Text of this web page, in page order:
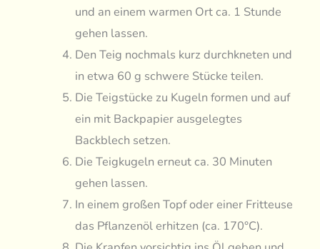
und an einem warmen Ort ca. 1 Stunde
gehen lassen.
Den Teig nochmals kurz durchkneten und
in etwa 60 g schwere Stücke teilen.
Die Teigstücke zu Kugeln formen und auf
ein mit Backpapier ausgelegtes
Backblech setzen.
Die Teigkugeln erneut ca. 30 Minuten
gehen lassen.
In einem großen Topf oder einer Fritteuse
das Pflanzenöl erhitzen (ca. 170°C).